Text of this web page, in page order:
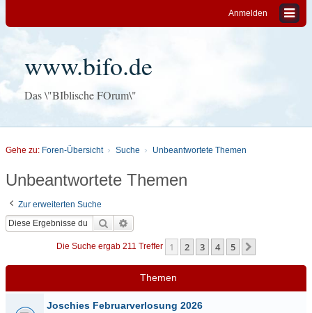
Anmelden
www.bifo.de
Das \"BIblische FOrum\"
Gehe zu: Foren-Übersicht Suche Unbeantwortete Themen
Unbeantwortete Themen
Zur erweiterten Suche
Suche
Die Suche ergab 211 Treffer 1 2 3 4 5
Themen
Joschies Februarverlosung 2026